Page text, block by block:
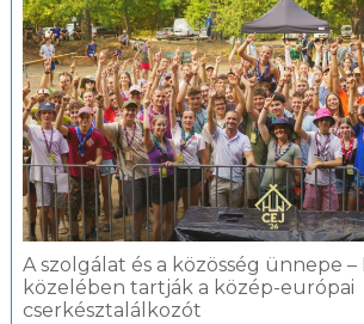
A szolgálat és a közösség ünnepe –
közelében tartják a közép-európai
cserkésztalálkozót